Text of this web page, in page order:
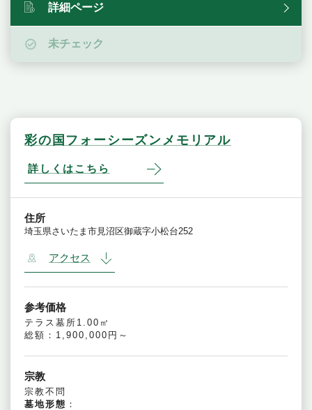
詳細ページ
未チェック
彩の国フォーシーズンメモリアル
詳しくはこちら
住所
埼玉県さいたま市見沼区御蔵字小松台252
アクセス
参考価格
テラス墓所1.00㎡
総額：1,900,000円～
宗教
宗教不問
墓地形態 ：